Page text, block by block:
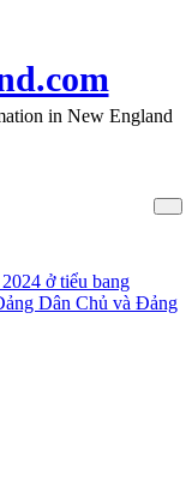
in New England
ở tiểu bang
Dân Chủ và Đảng